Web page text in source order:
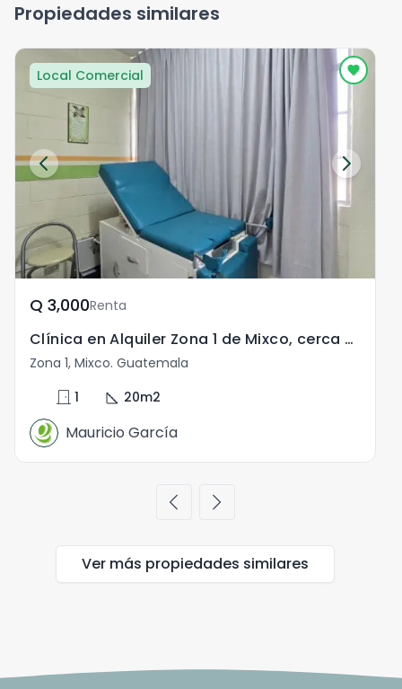
Propiedades similares
Local Comercial
Q	3,000Renta
Clínica en Alquiler Zona 1 de Mixco, cerca del parque
Zona 1, Mixco. Guatemala
door_front 1 square_foot 20m2
Mauricio García
chevron_left chevron_right
Ver más propiedades similares